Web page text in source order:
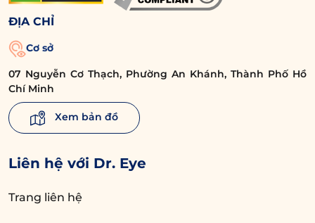
ĐỊA CHỈ
Cơ sở
07 Nguyễn Cơ Thạch, Phường An Khánh, Thành Phố Hồ
Chí Minh
Xem bản đồ
Liên hệ với Dr. Eye
Trang liên hệ